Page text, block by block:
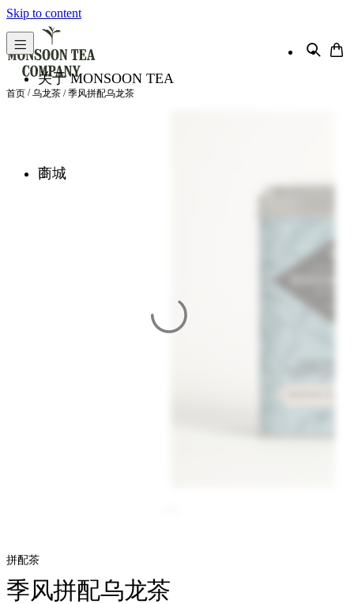
Skip to content
关于 MONSOON TEA
商城
首页 /乌龙茶 / 季风拼配乌龙茶
拼配茶
季风拼配乌龙茶